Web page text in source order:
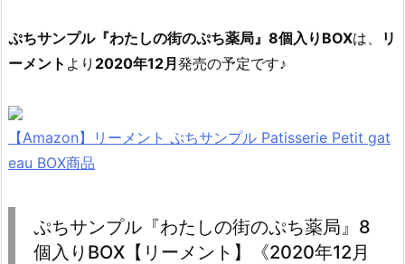
ぷちサンプル『わたしの街のぷち薬局』8個入りBOXは、
リ
ーメント より 2020年12月 発売の予定です♪
【Amazon】リーメント ぷちサンプル Patisserie Petit gat
eau BOX商品
ぷちサンプル『わたしの街のぷち薬局』8
個入りBOX【リーメント】《2020年12月